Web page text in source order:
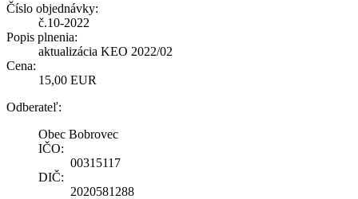
Číslo objednávky:
č.10-2022
Popis plnenia:
aktualizácia KEO 2022/02
Cena:
15,00 EUR
Odberateľ:
Obec Bobrovec
IČO:
00315117
DIČ:
2020581288